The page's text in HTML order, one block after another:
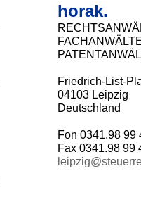
horak.
Friedrich-List-
04103 Leipzig
Deutschland
Fon 0341.98 99
Fax 0341.98 99